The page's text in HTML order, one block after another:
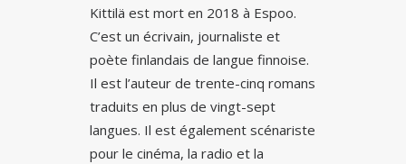
Kittilä est mort en 2018 à Espoo.
C’est un écrivain, journaliste et
poète finlandais de langue finnoise.
Il est l’auteur de trente-cinq romans
traduits en plus de vingt-sept
langues. Il est également scénariste
pour le cinéma, la radio et la